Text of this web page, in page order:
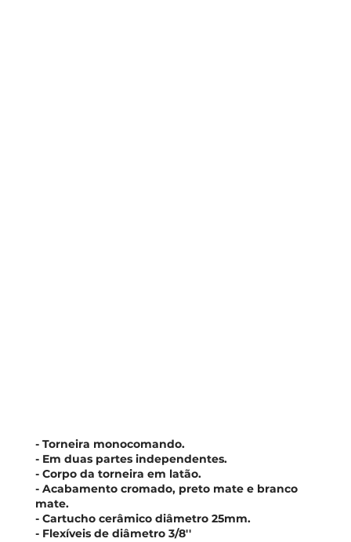
- Torneira monocomando.
- Em duas partes independentes.
- Corpo da torneira em latão.
- Acabamento cromado, preto mate e branco
mate.
- Cartucho cerâmico diâmetro 25mm.
- Flexíveis de diâmetro 3/8''